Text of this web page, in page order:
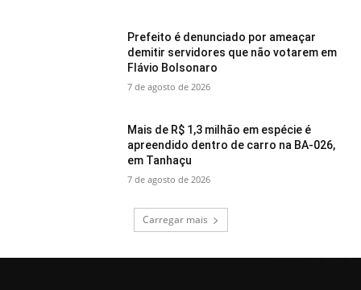
Prefeito é denunciado por ameaçar
demitir servidores que não votarem em
Flávio Bolsonaro
7 de agosto de 2026
Mais de R$ 1,3 milhão em espécie é
apreendido dentro de carro na BA-026,
em Tanhaçu
7 de agosto de 2026
Carregar mais